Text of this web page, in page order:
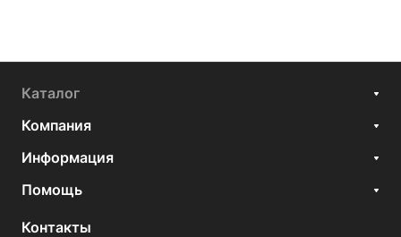
Каталог
Компания
Информация
Помощь
Контакты